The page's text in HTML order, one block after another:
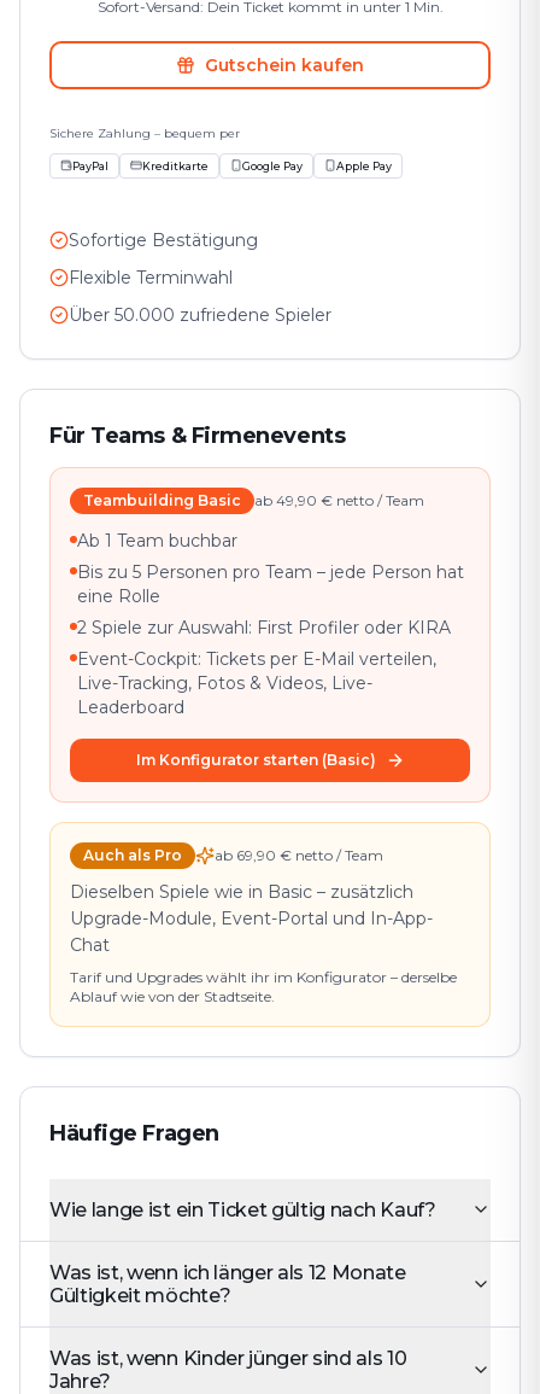
Sofort-Versand: Dein Ticket kommt in unter 1 Min.
Gutschein kaufen
Sichere Zahlung – bequem per
PayPal Kreditkarte Google Pay Apple Pay
Sofortige Bestätigung
Flexible Terminwahl
Über 50.000 zufriedene Spieler
Für Teams & Firmenevents
Teambuilding Basic ab 49,90 € netto / Team
Ab 1 Team buchbar
Bis zu 5 Personen pro Team – jede Person hat
eine Rolle
2 Spiele zur Auswahl: First Profiler oder KIRA
Event-Cockpit: Tickets per E-Mail verteilen,
Live-Tracking, Fotos & Videos, Live-
Leaderboard
Im Konfigurator starten (Basic)
Auch als Pro ab 69,90 € netto / Team
Dieselben Spiele wie in Basic – zusätzlich
Upgrade-Module, Event-Portal und In-App-
Chat
Tarif und Upgrades wählt ihr im Konfigurator – derselbe
Ablauf wie von der Stadtseite.
Häufige Fragen
Wie lange ist ein Ticket gültig nach Kauf?
Was ist, wenn ich länger als 12 Monate
Gültigkeit möchte?
Was ist, wenn Kinder jünger sind als 10
Jahre?